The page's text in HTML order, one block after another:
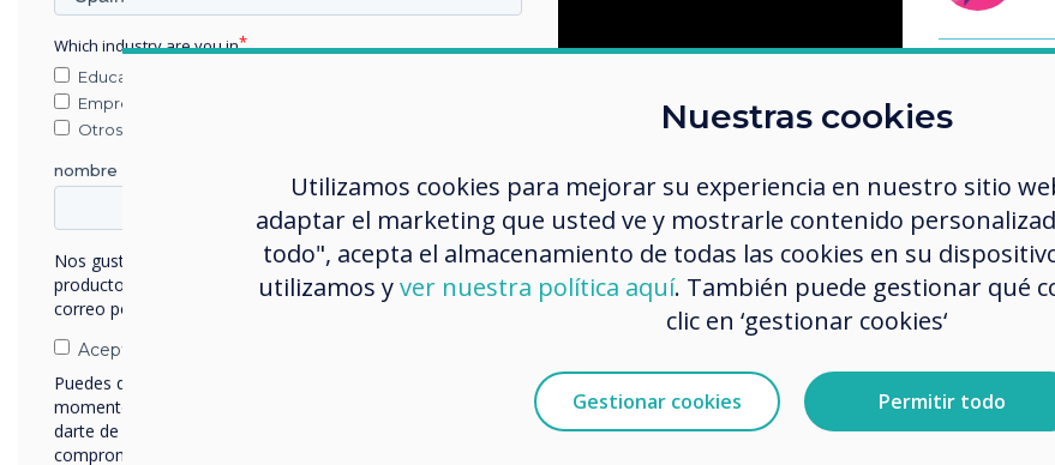
https://www.lynxcloud.app/
To download the PDF guide,
click here.
Nuestras cookies
Utilizamos cookies para mejorar su experiencia en nuestro sitio
adaptar el marketing que usted ve y mostrarle contenido
todo", acepta el almacenamiento de todas las cookies en su
utilizamos yver nuestra política aquí. También puede gestionar qué
clic en ‘gestionar cookies‘
Gestionar cookies Permitir todo
Which industry are you in
Educación
Empresa
Otros
nombre de empresa
Nos gustaría comunicarnos con usted acerca de nuestros
productos y servicios por correo electrónico, teléfono o
correo postal.
Acepto recibir otras comunicaciones de Clevertouch.
Puedes darte de baja de estas comunicaciones en cualquier
momento. Para obtener más información sobre cómo
darte de baja, nuestras prácticas de privacidad y cómo nos
comprometemos a proteger y respetar tu privacidad,